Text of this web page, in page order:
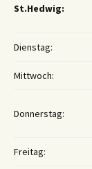
St.Hedwig:
Dienstag:
Mittwoch:
Donnerstag:
Freitag: